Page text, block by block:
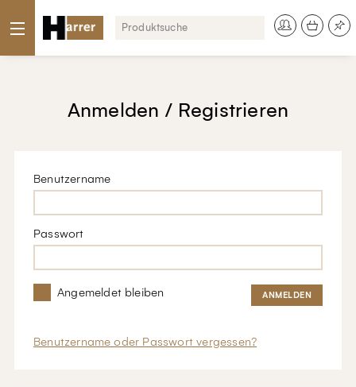
Anmelden / Registrieren
Benutzername
Passwort
Angemeldet bleiben
Benutzername oder Passwort vergessen?